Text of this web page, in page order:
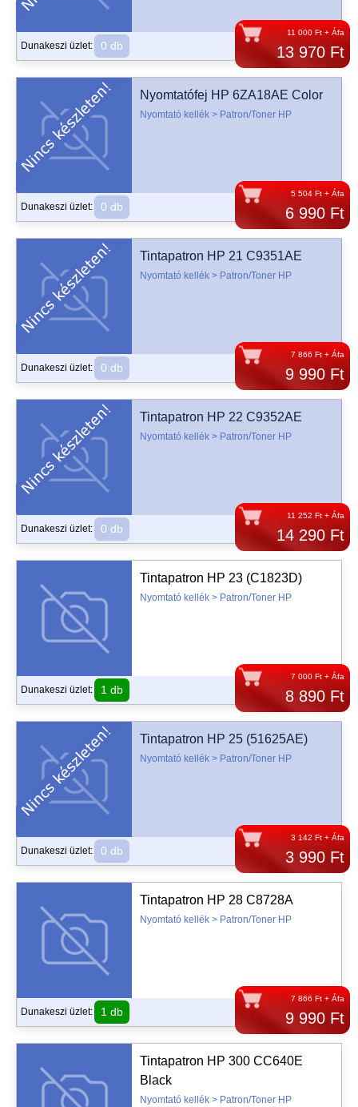
11 000 Ft + Áfa
13 970 Ft
Dunakeszi üzlet: 0 db
5 504 Ft + Áfa
6 990 Ft
Nyomtatófej HP 6ZA18AE Color
Nyomtató kellék > Patron/Toner HP
Dunakeszi üzlet: 0 db
7 866 Ft + Áfa
9 990 Ft
Tintapatron HP 21 C9351AE
Nyomtató kellék > Patron/Toner HP
Dunakeszi üzlet: 0 db
11 252 Ft + Áfa
14 290 Ft
Tintapatron HP 22 C9352AE
Nyomtató kellék > Patron/Toner HP
Dunakeszi üzlet: 0 db
7 000 Ft + Áfa
8 890 Ft
Tintapatron HP 23 (C1823D)
Nyomtató kellék > Patron/Toner HP
Dunakeszi üzlet: 1 db
3 142 Ft + Áfa
3 990 Ft
Tintapatron HP 25 (51625AE)
Nyomtató kellék > Patron/Toner HP
Dunakeszi üzlet: 0 db
7 866 Ft + Áfa
9 990 Ft
Tintapatron HP 28 C8728A
Nyomtató kellék > Patron/Toner HP
Dunakeszi üzlet: 1 db
Tintapatron HP 300 CC640E
Black
Nyomtató kellék > Patron/Toner HP